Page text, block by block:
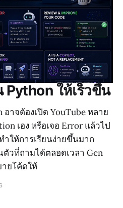
Python ให้เร็วขึ้น
าจต้องเปิด YouTube หลาย
เอง หรือเจอ Error แล้วไป
ให้การเรียนง่ายขึ้นมาก
วที่ถามได้ตลอดเวลา Gen
ายโค้ดให้